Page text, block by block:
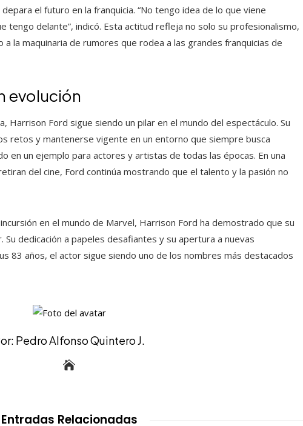
el futuro en la franquicia. “No tengo idea de lo que viene
tengo delante”, indicó. Esta actitud refleja no solo su profesionalismo,
la maquinaria de rumores que rodea a las grandes franquicias de
evolución
Harrison Ford sigue siendo un pilar en el mundo del espectáculo. Su
retos y mantenerse vigente en un entorno que siempre busca
en un ejemplo para actores y artistas de todas las épocas. En una
del cine, Ford continúa mostrando que el talento y la pasión no
en el mundo de Marvel, Harrison Ford ha demostrado que su
dedicación a papeles desafiantes y su apertura a nuevas
83 años, el actor sigue siendo uno de los nombres más destacados
Pedro Alfonso Quintero J.
Entradas Relacionadas